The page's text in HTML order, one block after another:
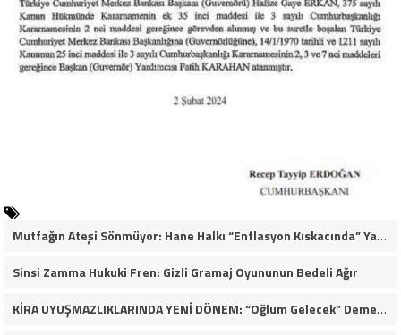
Mutfağın Ateşi Sönmüyor: Hane Halkı “Enflasyon Kıskacında” Yaşam Mücadelesi Veriyor
Sinsi Zamma Hukuki Fren: Gizli Gramaj Oyununun Bedeli Ağır
KİRA UYUŞMAZLIKLARINDA YENİ DÖNEM: “Oğlum Gelecek” Demek Tahliye İçin Yeterli mi?